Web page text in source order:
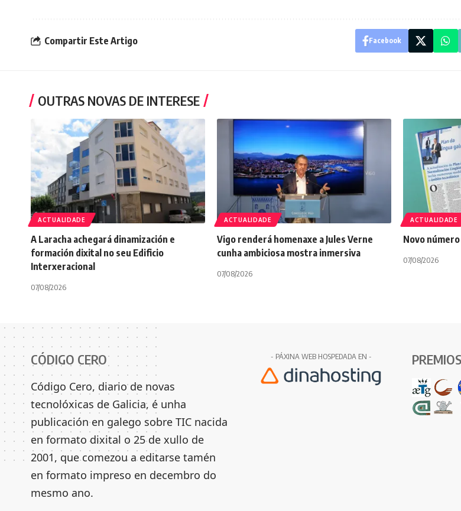
Compartir Este Artigo Facebook
OUTRAS NOVAS DE INTERESE
ACTUALIDADE
A Laracha achegará dinamización e
formación dixital no seu Edificio
Interxeracional
07/08/2026
ACTUALIDADE
Vigo renderá homenaxe a Jules Verne
cunha ambiciosa mostra inmersiva
07/08/2026
ACTUALIDADE
Novo
07/08/2026
CÓDIGO CERO
Código Cero, diario de novas
tecnolóxicas de Galicia, é unha
publicación en galego sobre TIC nacida
en formato dixital o 25 de xullo de
2001, que comezou a editarse tamén
en formato impreso en decembro do
mesmo ano.
- PÁXINA WEB HOSPEDADA EN - PREMIOS